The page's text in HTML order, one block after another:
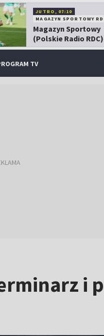
JUTRO, 07:10
MAGAZYN SPORTOWY
Magazyn Sportowy
(Polskie Radio RDC)
TV
i